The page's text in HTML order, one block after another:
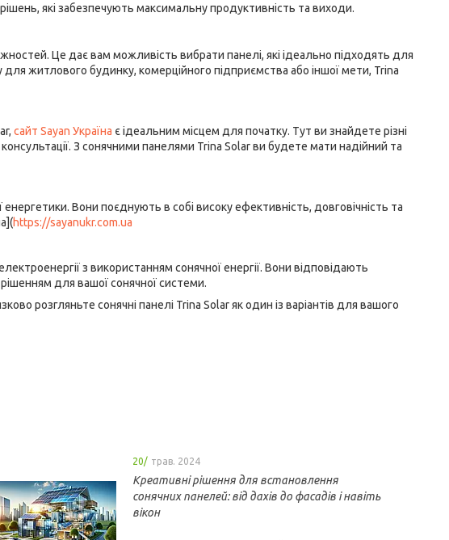
які забезпечують максимальну продуктивність та виходи.
Це дає вам можливість вибрати панелі, які ідеально підходять для
житлового будинку, комерційного підприємства або іншої мети, Trina
сайт Sayan Україна є ідеальним місцем для початку. Тут ви знайдете різні
З сонячними панелями Trina Solar ви будете мати надійний та
енергетики. Вони поєднують в собі високу ефективність, довговічність та
https://sayanukr.com.ua
з використанням сонячної енергії. Вони відповідають
для вашої сонячної системи.
розгляньте сонячні панелі Trina Solar як один із варіантів для вашого
20/ трав. 2024
Креативні рішення для встановлення
сонячних панелей: від дахів до фасадів і навіть
вікон